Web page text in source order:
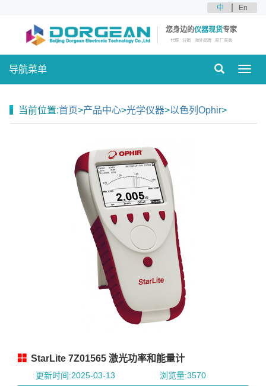
中 En
您身边的仪器现货专家
代理 分销 海外品牌 原厂原装
导航菜单
当前位置:首页>产品中心>光学仪器>以色列Ophir>
StarLite 7Z01565 激光功率和能量计
更新时间:2025-03-13 浏览量:3570